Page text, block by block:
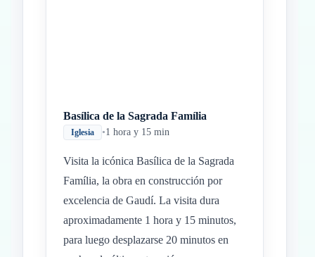
Basílica de la Sagrada Família
Iglesia •1 hora y 15 min
Visita la icónica Basílica de la Sagrada
Família, la obra en construcción por
excelencia de Gaudí. La visita dura
aproximadamente 1 hora y 15 minutos,
para luego desplazarse 20 minutos en